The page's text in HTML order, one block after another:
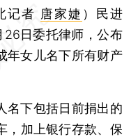
记者 唐家婕 ）
民进
26日委托律师，公布
年女儿名下所有财产
下包括日前捐出的
，加上银行存款、保